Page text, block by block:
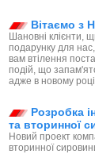
Вітаємо з
Шановні клієнти,
подарунку для
вам втілення
подій, що
адже в новому році
Розробка
та вторинної
Новий проект
вторинної